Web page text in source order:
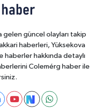
gelen güncel olayları takip
haberleri, Yüksekova
hakkında detaylı
Colemérg haber ile